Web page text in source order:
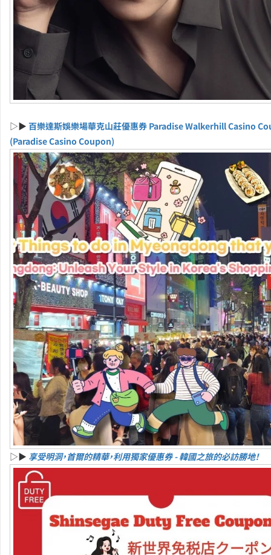
▷▶ 百樂達斯娛樂場華克山莊優惠券 Paradise Walkerhill Casino
(Paradise Casino Coupon)
▷▶ 享受明洞，首爾的精華，利用獨家優惠券 - 韓國之旅的必訪勝地！